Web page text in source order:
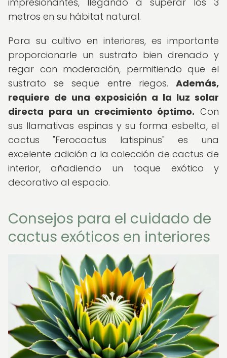
metros en su hábitat natural.
Para su cultivo en interiores, es importante
proporcionarle un sustrato bien drenado y
regar con moderación, permitiendo que el
sustrato se seque entre riegos. Además,
requiere de una exposición a la luz solar
directa para un crecimiento óptimo. Con
sus llamativas espinas y su forma esbelta, el
cactus "Ferocactus latispinus" es una
excelente adición a la colección de cactus de
interior, añadiendo un toque exótico y
decorativo al espacio.
Consejos para el cuidado de
cactus exóticos en interiores